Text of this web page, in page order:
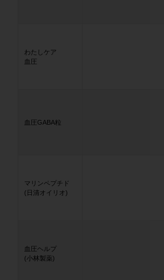
わたしケア
血圧
血圧GABA粒
マリンペプチド
(日清オイリオ)
血圧ヘルプ
(小林製薬)